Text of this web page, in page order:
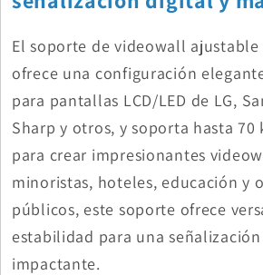
El soporte de videowall
ofrece una configuración
para pantallas LCD/LED de LG,
Sharp y otros, y soporta hasta 70
para crear impresionantes
minoristas, hoteles, educación y
públicos, este soporte ofrece
estabilidad para una
impactante.